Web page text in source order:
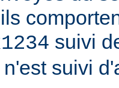
suivi
suivi